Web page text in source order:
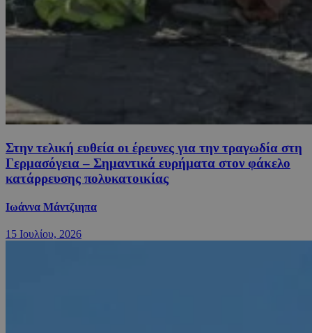
Στην τελική ευθεία οι έρευνες για την τραγωδία στη
Γερμασόγεια – Σημαντικά ευρήματα στον φάκελο
κατάρρευσης πολυκατοικίας
Ιωάννα Μάντζιηπα
15 Ιουλίου, 2026